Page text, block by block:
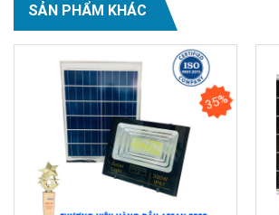
SẢN PHẨM KHÁC
35%